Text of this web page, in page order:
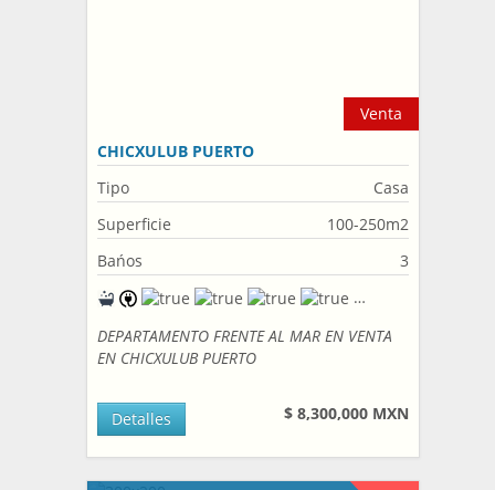
Venta
CHICXULUB PUERTO
Tipo
Casa
Superficie
100-250m2
Bańos
3
DEPARTAMENTO FRENTE AL MAR EN VENTA
EN CHICXULUB PUERTO
$ 8,300,000 MXN
Detalles